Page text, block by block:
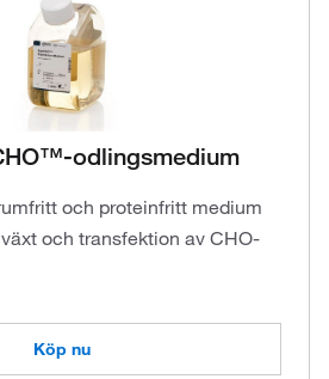
odlingsmedium
och proteinfritt medium
och transfektion av CHO-
Köp nu